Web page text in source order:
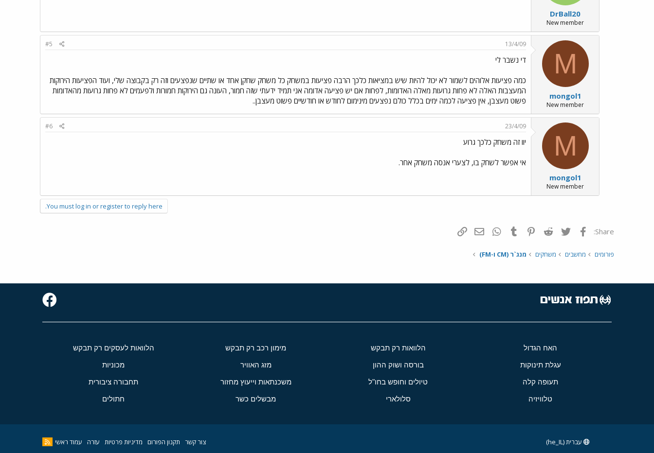
DrBall20
New member
M
mongol1
New member
13/4/09
#5
די נשבר לי
כמה פציעות אלוהים לשמור לא יכול להיות שיש במציאות כלכך הרבה פציעות במשחק כל משחק שחקן אחד או שתיים שנפצעים וזה רק בקבוצה שלי, ועוד הפציעות הירוקות
המעצבות האלה לא פחות גרועות מאלה האדומות, לפחות אם יש פציעה אדומה אני תמיד ידעתי שזה חמור, העונה גם הירוקות חמורות ולפעמים לא פחות גרועות מהאדומות
פשוט מעצבן, אין פציעה לכמה ימים בכלל כולם נפצעים מינימום לחודש או חודשיים פשוט מעצבן..
M
mongol1
New member
23/4/09
#6
יוו זה משחק כלכך גרוע
אי אפשר לשחק בו, לצערי אנסה משחק אחר.
You must log in or register to reply here.
Share: פייסבוק Twitter
Reddit
Pinterest
Tumblr
WhatsAppדואר אלקטרוני
פורומים מחשבים משחקים מנג`ר (CM ו-FM)
האח הגדול הלוואות רק תבקש מימון רכב רק תבקש הלוואות לעסקים רק תבקש
עגלת תינוקות בורסה ושוק ההון מזג האוויר מכוניות
תעופה קלה טיולים וחופש בחו"ל משכנתאות וייעוץ מחזור תחבורה ציבורית
טלוויזיה סלולארי מבשלים כשר חתולים
צור קשר תקנון הפורום מדיניות פרטיות עזרה עמוד ראשי עברית (he_IL)